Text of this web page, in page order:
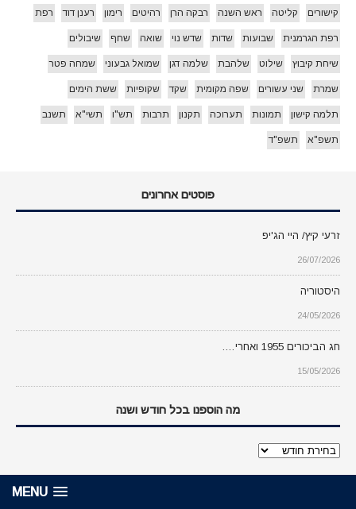
קישורים קליטה ראש השנה רבקה הרן רהיטים רימון רענן דוד רפת
רפת הגרמנית שבועות שדות שדש נוי שואה שחף שיבולים
שיחת קיבוץ שילוט שלהבת שלמה דגן שמואל גבעוני שמחה פטר
שמרת שני עשורים שפה מקומית שקד שקופיות ששת הימים
תלמה קישון תמונות תערוכה תקנון תרבות תש"ו תשי"א תשנב
תשפ"א תשפ"ד
פוסטים אחרונים
זרעי קיץ/ היי הג'יפ
26/07/2026
היסטוריה
24/05/2026
חג הביכורים 1955 ואחרי….
15/05/2026
מה הוספנו בכל חודש ושנה
מה
MENU